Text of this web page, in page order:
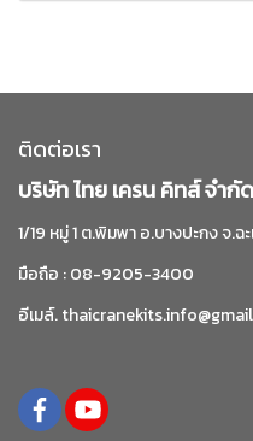
ติดต่อเรา
บริษัท ไทย เครน คิทส์ จำกัด
1/19 หมู่ 1 ต.พิมพา อ.บางปะกง จ.ฉ
มือถือ : 08-9205-3400
อีเมล์.